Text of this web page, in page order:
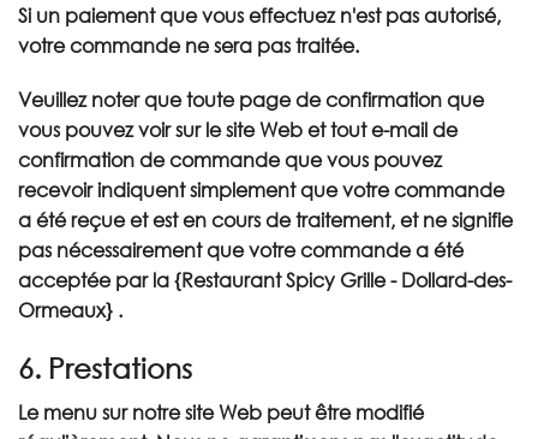
Si un paiement que vous effectuez n'est pas autorisé,
votre commande ne sera pas traitée.
Veuillez noter que toute page de confirmation que
vous pouvez voir sur le site Web et tout e-mail de
confirmation de commande que vous pouvez
recevoir indiquent simplement que votre commande
a été reçue et est en cours de traitement, et ne signifie
pas nécessairement que votre commande a été
acceptée par la {Restaurant Spicy Grille - Dollard-des-
Ormeaux} .
6. Prestations
Le menu sur notre site Web peut être modifié